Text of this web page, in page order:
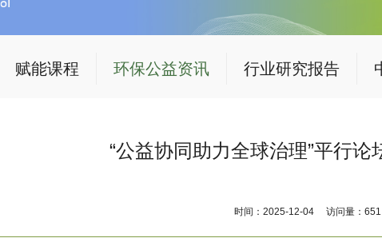
赋能课程 环保公益资讯 行业研究报告
“公益协同助力全球治理”平行论
时间：2025-12-04 访问量：651